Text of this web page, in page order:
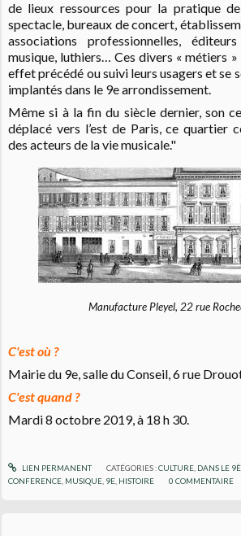
de lieux ressources pour la pratique
spectacle, bureaux de concert,
associations professionnelles,
musique, luthiers… Ces divers « métiers
effet précédé ou suivi leurs usagers et se
implantés dans le 9e arrondissement.
Même si à la fin du siècle dernier, son
déplacé vers l’est de Paris, ce quartier
des acteurs de la vie musicale."
Manufacture Pleyel, 22 rue
C'est où ?
Mairie du 9e, salle du Conseil, 6 rue
C'est quand ?
Mardi 8 octobre 2019, à 18 h 30.
LIEN PERMANENT CATÉGORIES :CULTURE, DANS LE
CONFERENCE MUSIQUE 9E HISTOIRE 0 COMMENTAIRE